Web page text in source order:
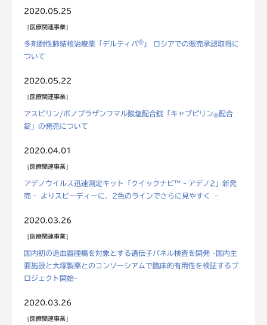
2020.05.25
医療関連事業
多剤耐性肺結核治療薬「デルティバ® 」 ロシアでの販売承認取得に
ついて
2020.05.22
医療関連事業
アスピリン/ボノプラザンフマル酸塩配合錠「キャブピリン®配合
錠」の発売について
2020.04.01
医療関連事業
アデノウイルス迅速測定キット「クイックナビ™‐アデノ2」新発
売‐ よりスピーディーに、2色のラインでさらに見やすく ‐
2020.03.26
医療関連事業
国内初の造血器腫瘍を対象とする遺伝子パネル検査を開発 -国内主
要施設と大塚製薬とのコンソーシアムで臨床的有用性を検証するプ
ロジェクト開始-
2020.03.26
医療関連事業